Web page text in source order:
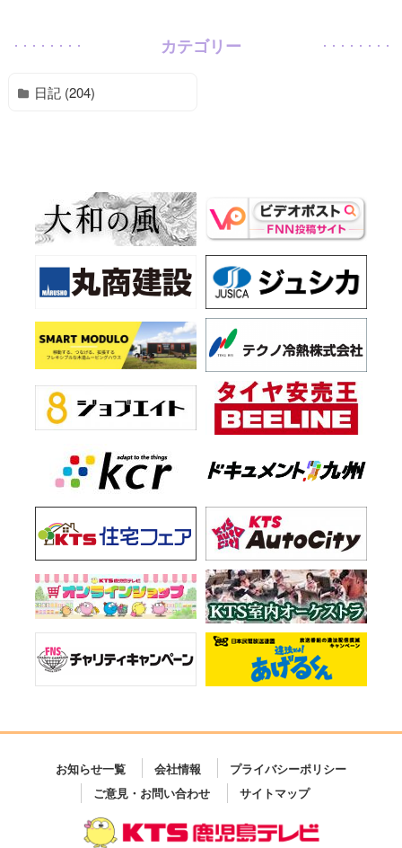
カテゴリー
日記 (204)
お知らせ一覧 会社情報
プライバシーポリシー
ご意見・お問い合わせ
サイトマップ